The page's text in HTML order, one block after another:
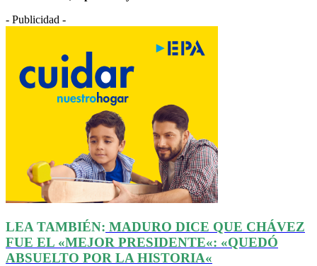
- Publicidad -
LEA TAMBIÉN: MADURO DICE QUE CHÁVEZ
FUE EL «MEJOR PRESIDENTE«: «QUEDÓ
ABSUELTO POR LA HISTORIA«